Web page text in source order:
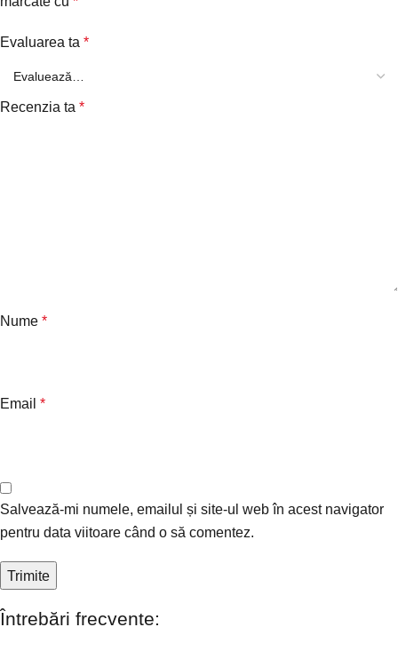
Evaluarea ta *
Recenzia ta *
Nume *
Email *
Salvează-mi numele, emailul și site-ul web în acest navigator
pentru data viitoare când o să comentez.
Întrebări frecvente: